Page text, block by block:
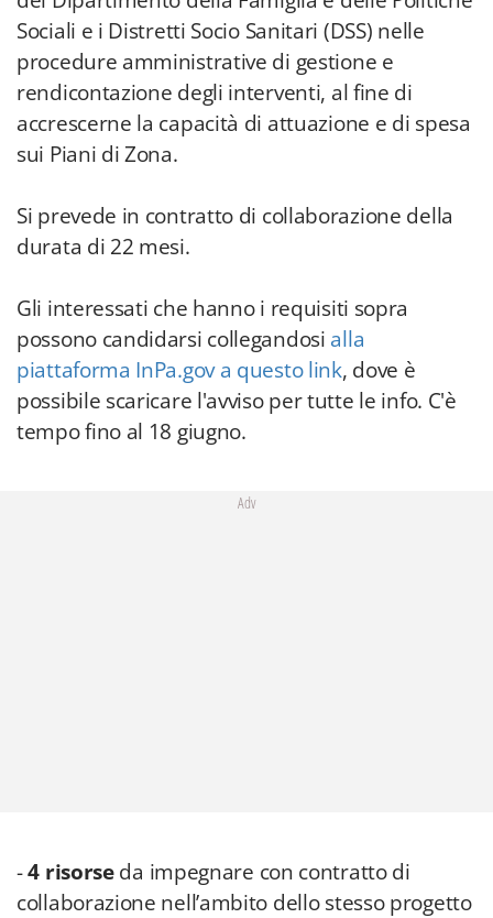
Sociali e i Distretti Socio Sanitari (DSS) nelle
procedure amministrative di gestione e
rendicontazione degli interventi, al fine di
accrescerne la capacità di attuazione e di spesa
sui Piani di Zona.
Si prevede in contratto di collaborazione della
durata di 22 mesi.
Gli interessati che hanno i requisiti sopra
possono candidarsi collegandosi alla
piattaforma InPa.gov a questo link, dove è
possibile scaricare l'avviso per tutte le info. C'è
tempo fino al 18 giugno.
Adv
-4 risorseda impegnare con contratto di
collaborazione nell’ambito dello stesso progetto